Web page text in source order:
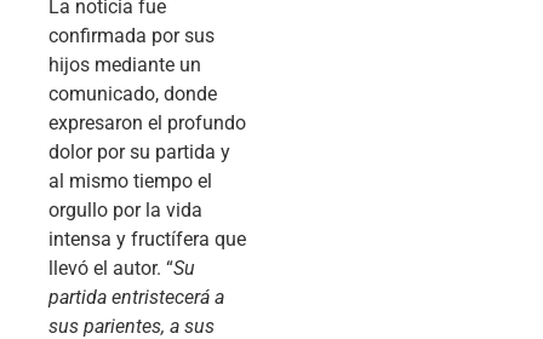
La noticia fue
confirmada por sus
hijos mediante un
comunicado, donde
expresaron el profundo
dolor por su partida y
al mismo tiempo el
orgullo por la vida
intensa y fructífera que
llevó el autor. “Su
partida entristecerá a
sus parientes, a sus